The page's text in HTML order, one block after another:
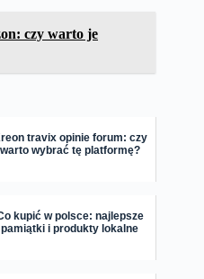
czy warto je
travix opinie forum: czy
warto wybrać tę platformę?
kupić w polsce: najlepsze
pamiątki i produkty lokalne